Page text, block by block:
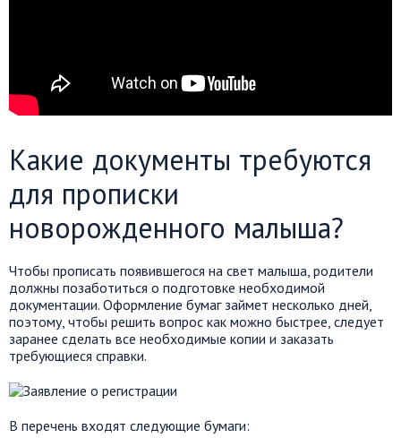
Какие документы требуются
для прописки
новорожденного малыша?
Чтобы прописать появившегося на свет малыша, родители
должны позаботиться о подготовке необходимой
документации. Оформление бумаг займет несколько дней,
поэтому, чтобы решить вопрос как можно быстрее, следует
заранее сделать все необходимые копии и заказать
требующиеся справки.
В перечень входят следующие бумаги: